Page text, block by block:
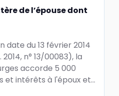
de l’épouse dont
date du 13 février 2014
n° 13/00083), la
accorde 5 000
et intérêts à l'époux et